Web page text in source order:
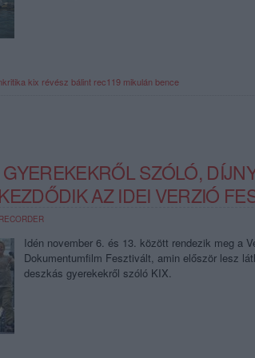
kix révész bálint rec119 mikulán bence
SZÓLÓ,
AZ IDEI VERZIÓ
Idén november 6. és 13. között rendezik meg a
Dokumentumfilm Fesztivált, amin először lesz
deszkás gyerekekről szóló KIX.